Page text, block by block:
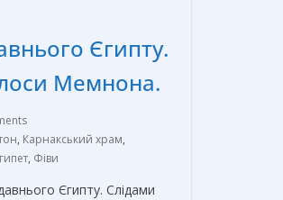
Єгипту.
Мемнона.
, Карнакський храм,
, Фіви
Єгипту. Слідами